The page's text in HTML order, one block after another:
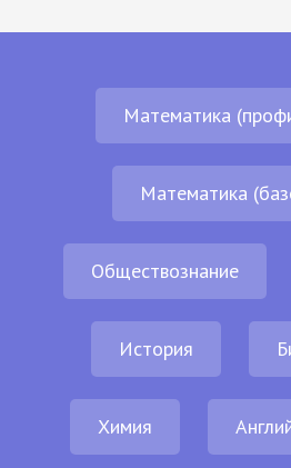
Математика
Математика
Обществознание
История
Химия